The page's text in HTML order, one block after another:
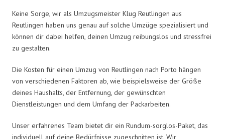
Keine Sorge, wir als Umzugsmeister Klug Reutlingen aus
Reutlingen haben uns genau auf solche Umzüge spezialisiert und
können dir dabei helfen, deinen Umzug reibungslos und stressfrei
zu gestalten.
Die Kosten für einen Umzug von Reutlingen nach Porto hängen
von verschiedenen Faktoren ab, wie beispielsweise der Größe
deines Haushalts, der Entfernung, der gewünschten
Dienstleistungen und dem Umfang der Packarbeiten.
Unser erfahrenes Team bietet dir ein Rundum-sorglos-Paket, das
individuell auf deine Bedürfnisse zugeschnitten ist. Wir